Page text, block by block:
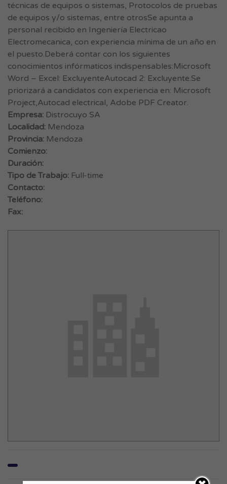
técnicas de equipos o sistemas, Protocolos de pruebas
de equipos y/o sistemas, entre otrosSe apunta a
personal recibido en Ingeniería Electricao
Electromecanica, con experiencia mínima de un año en
el puesto.Deberá contar con los siguientes
conocimientos infórmaticos indispensables:Microsoft
Word – Excel: ExcluyenteAutocad 2: Excluyente.Se
priorizará a candidatos con experiencia en: Microsoft
Project,Autocad electrical, Adobe PDF Creator.
Empresa: Distrocuyo SA
Localidad: Mendoza
Provincia: Mendoza
Comienzo:
Duración:
Tipo de Trabajo: Full-time
Contacto:
Teléfono:
Fax: